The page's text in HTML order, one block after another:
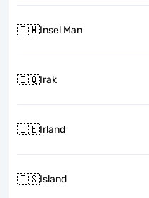
🇮🇲Insel Man
🇮🇶Irak
🇮🇪Irland
🇮🇸Island